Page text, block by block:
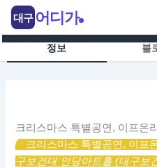
츠
정보 블
크리스마스 특별공연, 이프온
크리스마스 특별공연, 이프
구보건대 인당아트홀 (대구보
대구 어디가